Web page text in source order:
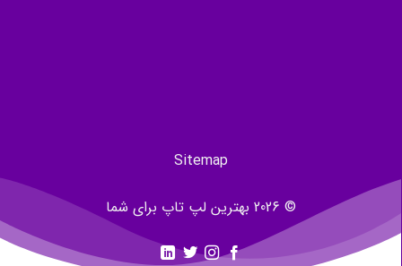
Sitemap
© 2026 بهترین لپ تاپ برای شما